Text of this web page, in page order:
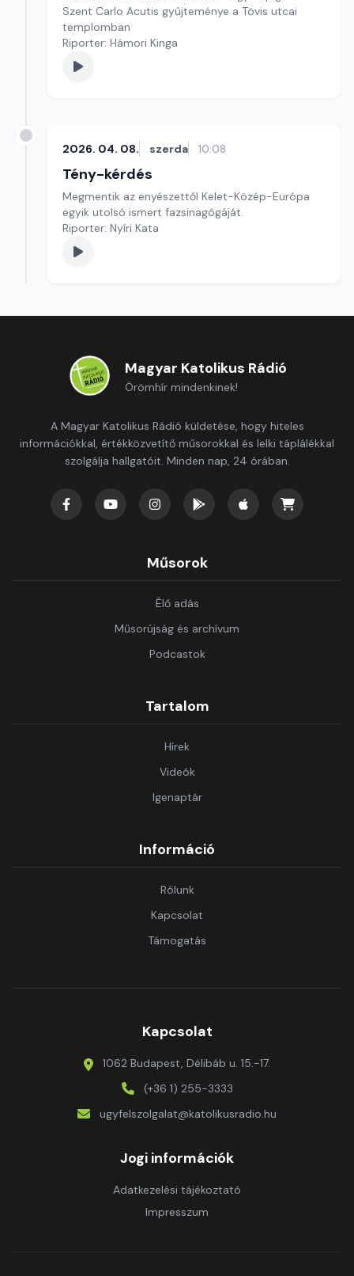
Szent Carlo Acutis gyűjteménye a Tövis utcai
templomban
Riporter: Hámori Kinga
2026. 04. 08. szerda 10:08
Tény-kérdés
Megmentik az enyészettől Kelet-Közép-Európa
egyik utolsó ismert fazsinagógáját.
Riporter: Nyíri Kata
Magyar Katolikus Rádió
Örömhír mindenkinek!
A Magyar Katolikus Rádió küldetése, hogy hiteles
információkkal, értékközvetítő műsorokkal és lelki táplálékkal
szolgálja hallgatóit. Minden nap, 24 órában.
Műsorok
Élő adás
Műsorújság és archívum
Podcastok
Tartalom
Hírek
Videók
Igenaptár
Információ
Rólunk
Kapcsolat
Támogatás
Kapcsolat
1062 Budapest, Délibáb u. 15.-17.
(+36 1) 255-3333
ugyfelszolgalat@katolikusradio.hu
Jogi információk
Adatkezelési tájékoztató
Impresszum